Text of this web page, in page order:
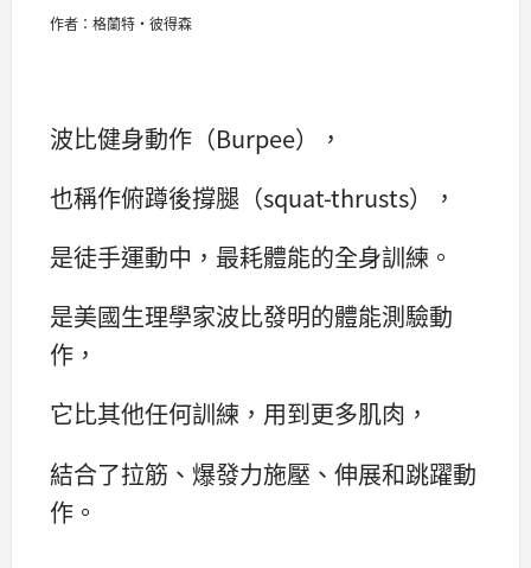
作者：格蘭特‧彼得森
波比健身動作（Burpee），
也稱作俯蹲後撐腿（squat-thrusts），
是徒手運動中，最耗體能的全身訓練。
是美國生理學家波比發明的體能測驗動
作，
它比其他任何訓練，用到更多肌肉，
結合了拉筋、爆發力施壓、伸展和跳躍動
作。